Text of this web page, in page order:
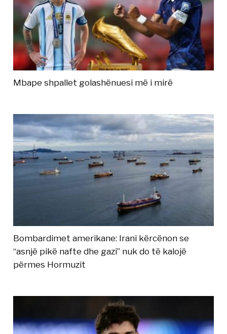
Mbape shpallet golashënuesi më i mirë
Bombardimet amerikane: Irani kërcënon se
“asnjë pikë nafte dhe gazi” nuk do të kalojë
përmes Hormuzit